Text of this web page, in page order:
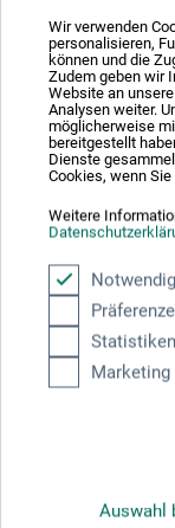
Wir verwenden
personalisieren,
können und die
Zudem geben wir
Website an
Analysen weiter.
möglicherweise
bereitgestellt
Dienste
Cookies, wenn
Weitere
Notwendig
Statistiken
Marketing
Auswahl
Papiersorten
Saugfähigkeiten
weniger
Qualität von
Tradition und
Herstellung aus.
Schreiben Sie